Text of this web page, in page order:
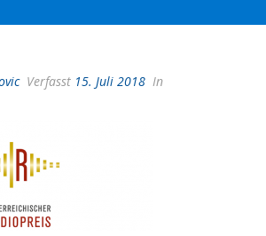
Verfasst 15. Juli 2018 In